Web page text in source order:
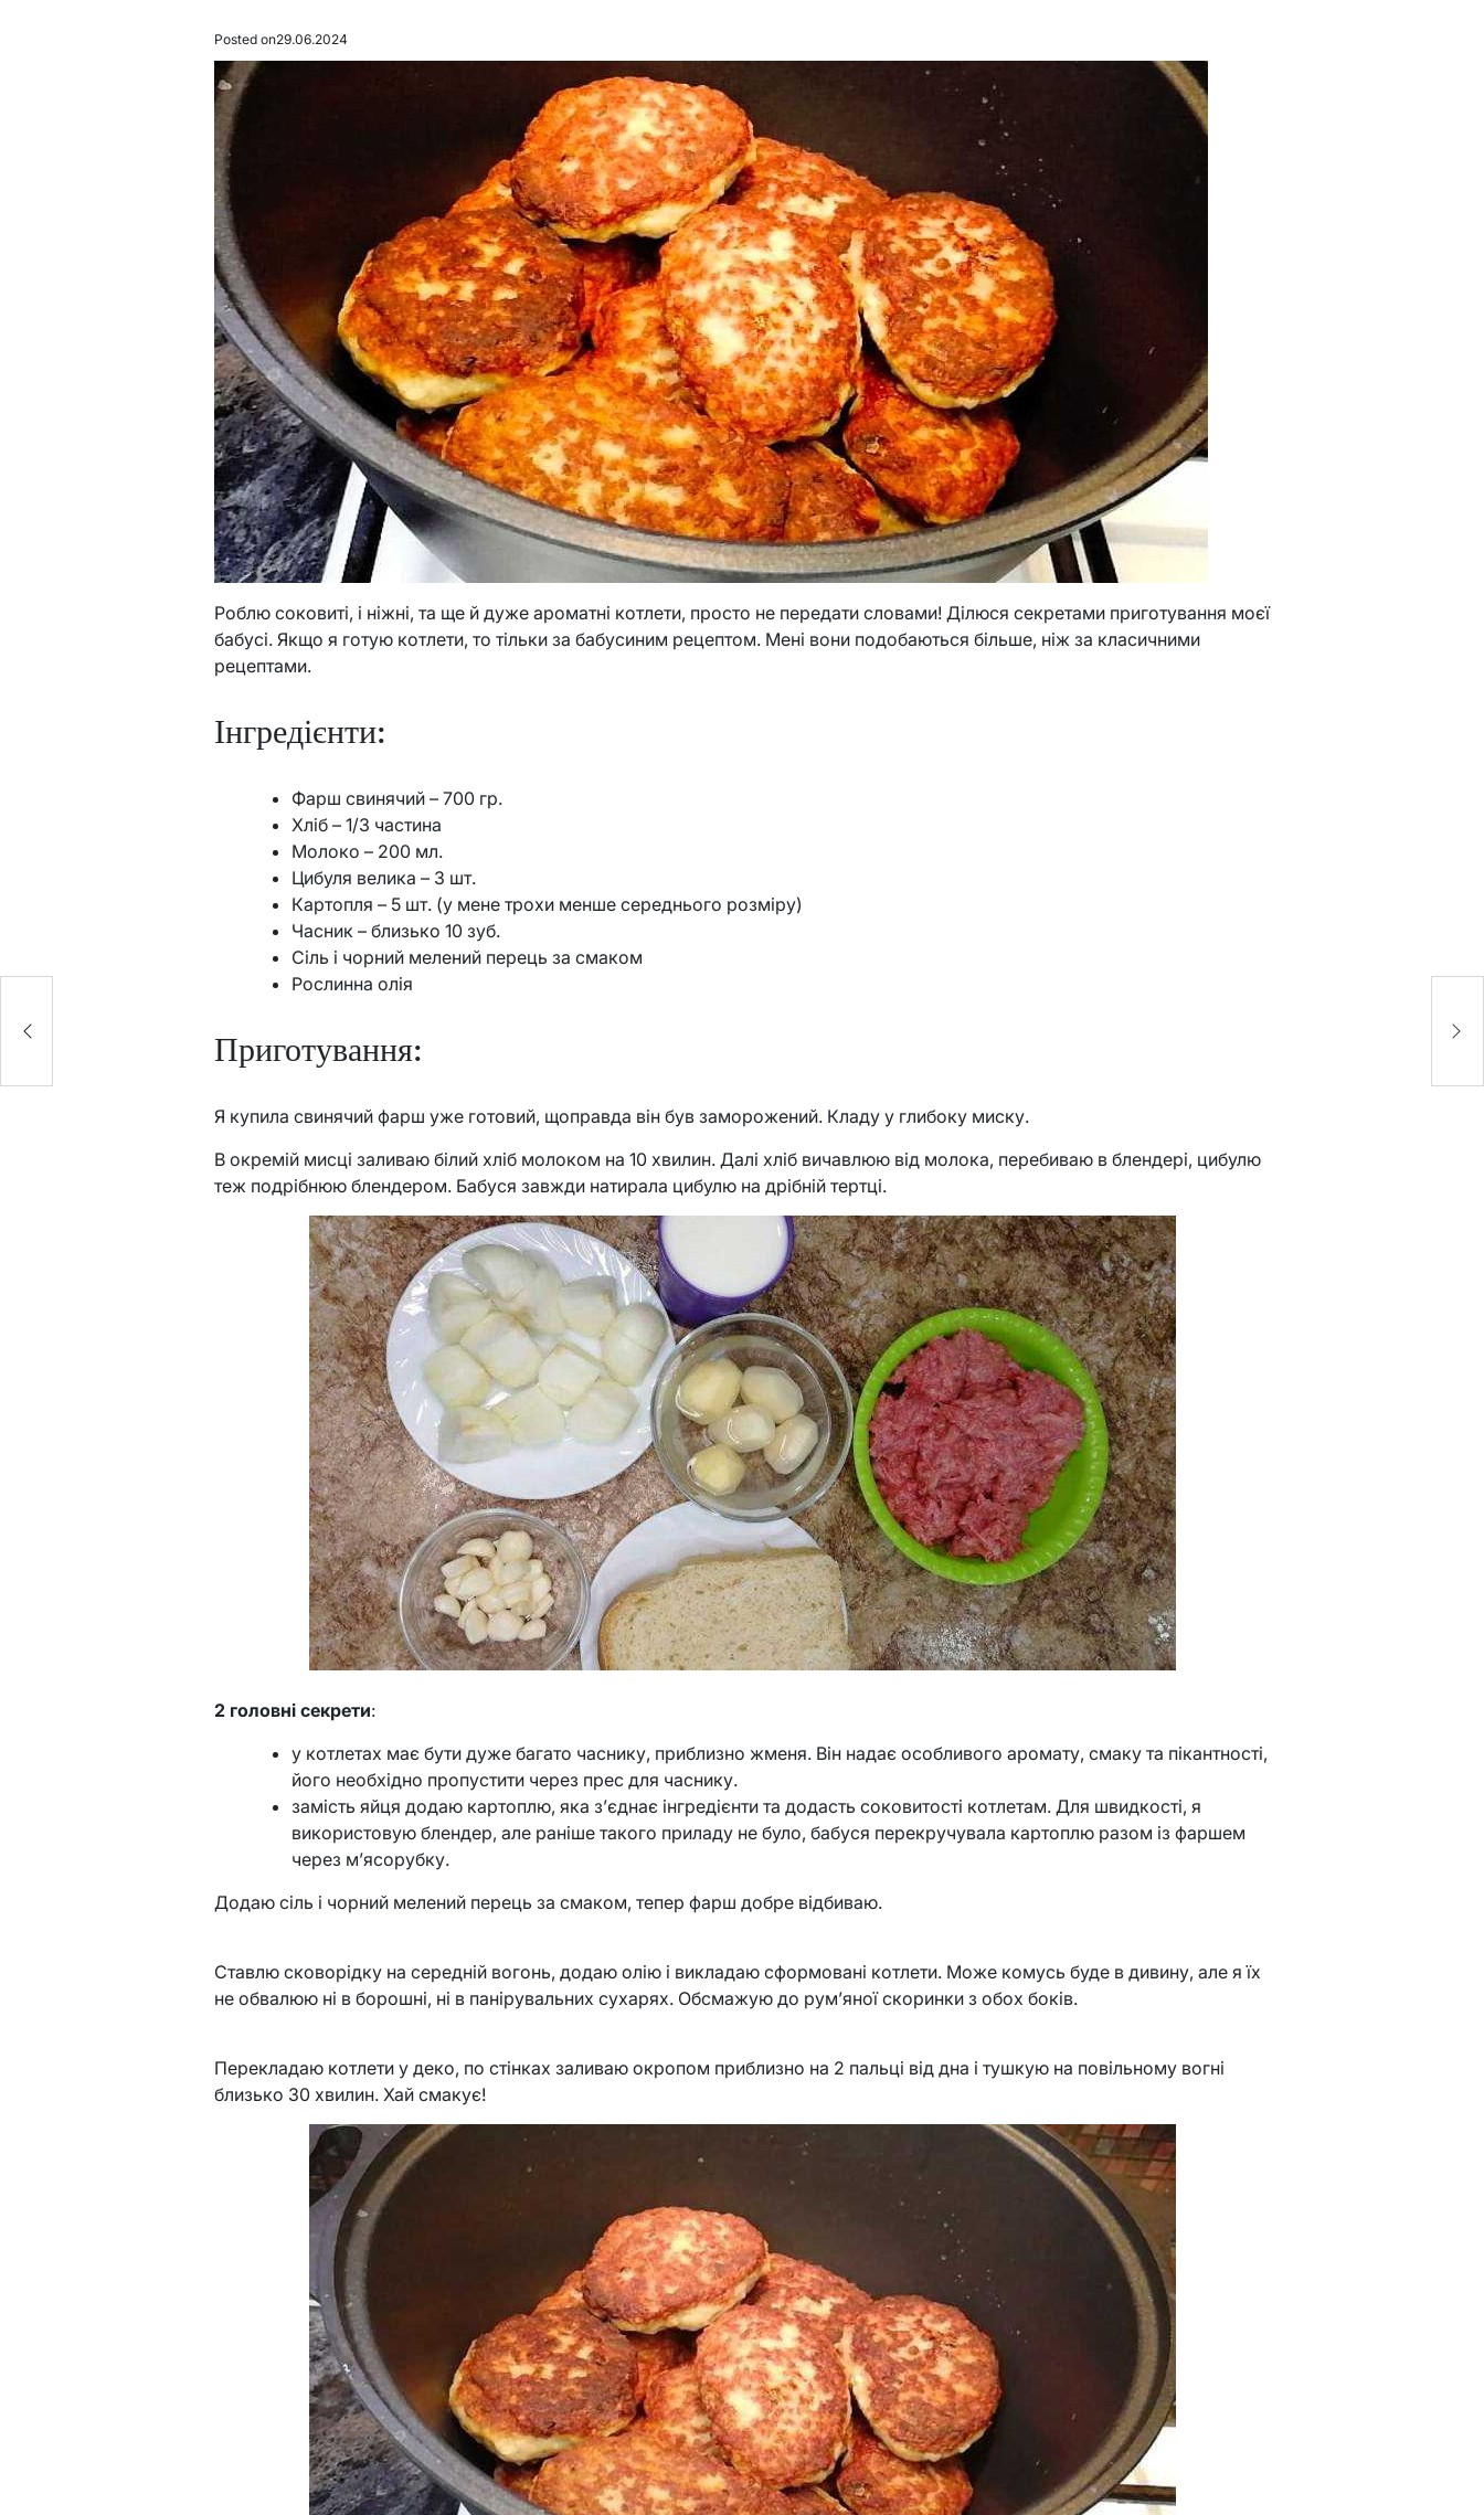
Posted on29.06.2024
Роблю соковиті, і ніжні, та ще й дуже ароматні котлети, просто не передати словами! Ділюся секретами приготування моєї
бабусі. Якщо я готую котлети, то тільки за бабусиним рецептом. Мені вони подобаються більше, ніж за класичними
рецептами.
Інгредієнти:
Фарш свинячий – 700 гр.
Хліб – 1/3 частина
Молоко – 200 мл.
Цибуля велика – 3 шт.
Картопля – 5 шт. (у мене трохи менше середнього розміру)
Часник – близько 10 зуб.
Сіль і чорний мелений перець за смаком
Рослинна олія
Приготування:
Я купила свинячий фарш уже готовий, щоправда він був заморожений. Кладу у глибоку миску.
В окремій мисці заливаю білий хліб молоком на 10 хвилин. Далі хліб вичавлюю від молока, перебиваю в блендері, цибулю
теж подрібнюю блендером. Бабуся завжди натирала цибулю на дрібній тертці.
2 головні секрети:
у котлетах має бути дуже багато часнику, приблизно жменя. Він надає особливого аромату, смаку та пікантності,
його необхідно пропустити через прес для часнику.
замість яйця додаю картоплю, яка з’єднає інгредієнти та додасть соковитості котлетам. Для швидкості, я
використовую блендер, але раніше такого приладу не було, бабуся перекручувала картоплю разом із фаршем
через м’ясорубку.
Додаю сіль і чорний мелений перець за смаком, тепер фарш добре відбиваю.
Ставлю сковорідку на середній вогонь, додаю олію і викладаю сформовані котлети. Може комусь буде в дивину, але я їх
не обвалюю ні в борошні, ні в панірувальних сухарях. Обсмажую до рум’яної скоринки з обох боків.
Перекладаю котлети у деко, по стінках заливаю окропом приблизно на 2 пальці від дна і тушкую на повільному вогні
близько 30 хвилин. Хай смакує!